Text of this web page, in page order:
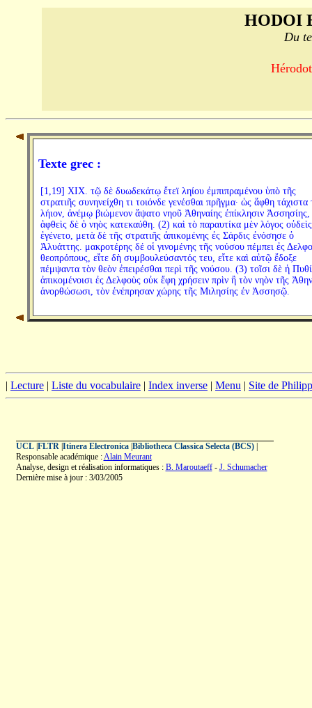
HODOI
Du
Texte grec :
[1,19] XIX. τῷ δὲ δυωδεκάτῳ ἔτεϊ ληίου ἐμπιπραμένου ὑπὸ τῆς
στρατιῆς συνηνείχθη τι τοιόνδε γενέσθαι πρῆγμα· ὡς ἅφθη τάχιστα
λήιον, ἀνέμῳ βιώμενον ἅψατο νηοῦ Ἀθηναίης ἐπίκλησιν Ἀσσησίης,
ἁφθεὶς δὲ ὁ νηὸς κατεκαύθη. (2) καὶ τὸ παραυτίκα μὲν λόγος οὐδεὶς
ἐγένετο, μετὰ δὲ τῆς στρατιῆς ἀπικομένης ἐς Σάρδις ἐνόσησε ὁ
Ἀλυάττης. μακροτέρης δέ οἱ γινομένης τῆς νούσου πέμπει ἐς
θεοπρόπους, εἴτε δὴ συμβουλεύσαντός τευ, εἴτε καὶ αὐτῷ ἔδοξε
πέμψαντα τὸν θεὸν ἐπειρέσθαι περὶ τῆς νούσου. (3) τοῖσι δὲ ἡ
ἀπικομένοισι ἐς Δελφοὺς οὐκ ἔφη χρήσειν πρὶν ἢ τὸν νηὸν τῆς
ἀνορθώσωσι, τὸν ἐνέπρησαν χώρης τῆς Μιλησίης ἐν Ἀσσησῷ.
| Lecture | Liste du vocabulaire | Index inverse | Menu | Site de
UCL| FLTR| Itinera Electronica| Bibliotheca Classica Selecta (BCS)|
Responsable académique :Alain Meurant
Analyse, design et réalisation informatiques : B. Maroutaeff- J. Schumacher
Dernière mise à jour : 3/03/2005